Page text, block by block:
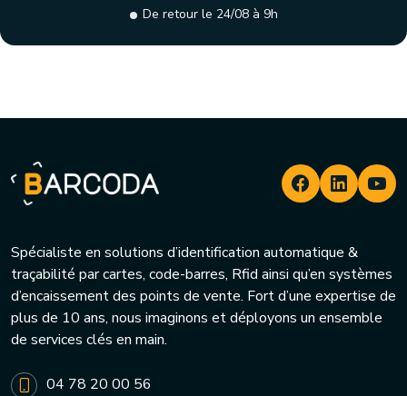
De retour le 24/08 à 9h
Spécialiste en solutions d’identification automatique &
traçabilité par cartes, code-barres, Rfid ainsi qu’en systèmes
d’encaissement des points de vente. Fort d’une expertise de
plus de 10 ans, nous imaginons et déployons un ensemble
de services clés en main.
04 78 20 00 56